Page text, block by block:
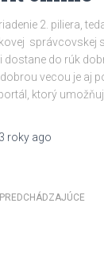
2. piliera,
správcovskej
dostane do rúk
vecou je aj
ktorý
3 roky ago
PREDCHÁDZAJÚCE